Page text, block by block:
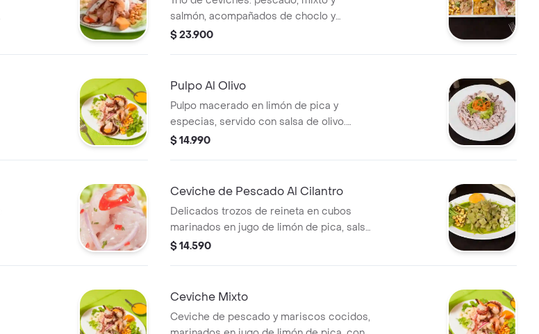
salmón, acompañados de choclo y
camote.
$ 23.900
Pulpo Al Olivo
Pulpo macerado en limón de pica y
especias, servido con salsa de olivo.
Incluye lechuga, zanahoria y aceitunas.
$ 14.990
Ceviche de Pescado Al Cilantro
Delicados trozos de reineta en cubos
marinados en jugo de limón de pica, salsa
de cilantro con especias al mejor estilo
$ 14.590
Ceviche Mixto
Ceviche de pescado y mariscos cocidos,